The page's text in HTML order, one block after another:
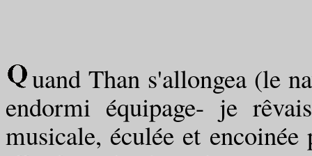
uand Than s'allongea (le
endormi équipage- je
musicale, éculée et